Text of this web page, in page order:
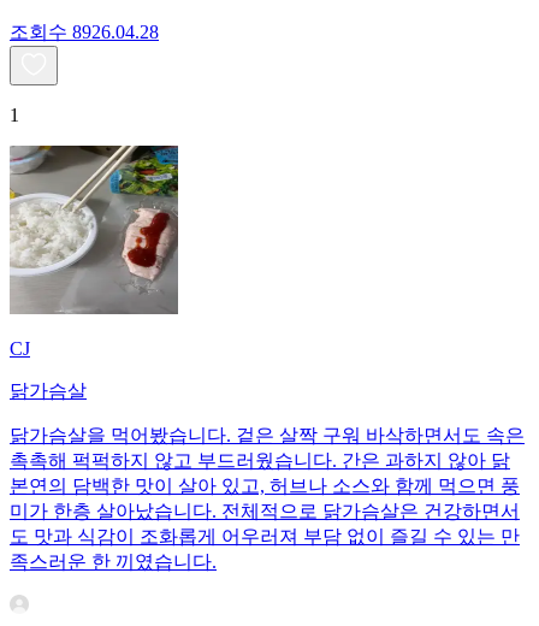
조회수 8926.04.28
1
CJ
닭가슴살
닭가슴살을 먹어봤습니다. 겉은 살짝 구워 바삭하면서도 속은
촉촉해 퍽퍽하지 않고 부드러웠습니다. 간은 과하지 않아 닭
본연의 담백한 맛이 살아 있고, 허브나 소스와 함께 먹으면 풍
미가 한층 살아났습니다. 전체적으로 닭가슴살은 건강하면서
도 맛과 식감이 조화롭게 어우러져 부담 없이 즐길 수 있는 만
족스러운 한 끼였습니다.